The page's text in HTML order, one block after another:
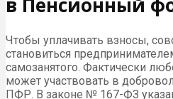
Чтобы уплачивать взносы,
становиться
самозанятого. Фактически
может участвовать в
ПФР. В законе № 167-ФЗ